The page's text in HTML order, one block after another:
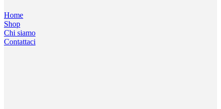
Home
Shop
Chi siamo
Contattaci